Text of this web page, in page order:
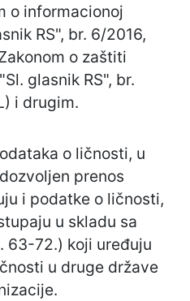
o informacionoj
RS", br. 6/2016,
o zaštiti
glasnik RS", br.
i drugim.
o ličnosti, u
prenos
i podatke o ličnosti,
u skladu sa
63-72.) koji uređuju
u druge države